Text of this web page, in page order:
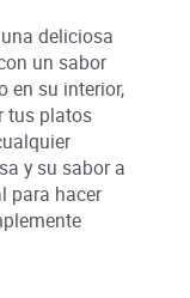
deliciosa
un sabor
en su interior,
tus platos
y su sabor a
para hacer